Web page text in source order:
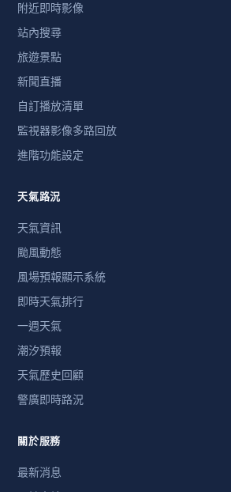
附近即時影像
站內搜尋
旅遊景點
新聞直播
自訂播放清單
監視器影像多路回放
進階功能設定
天氣路況
天氣資訊
颱風動態
風場預報顯示系統
即時天氣排行
一週天氣
潮汐預報
天氣歷史回顧
警廣即時路況
關於服務
最新消息